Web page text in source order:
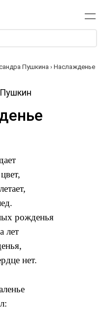
Пушкина › Наслажденье
рожденья
лет
нет.